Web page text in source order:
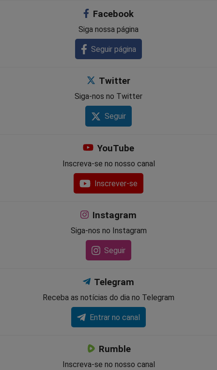
WhatsappTwitterMessenger
Facebook
Siga nossa página
Seguir página
Twitter
Siga-nos no Twitter
Seguir
YouTube
Inscreva-se no nosso canal
Inscrever-se
Instagram
Siga-nos no Instagram
Seguir
Telegram
Receba as notícias do dia no Telegram
Entrar no canal
Rumble
Inscreva-se no nosso canal